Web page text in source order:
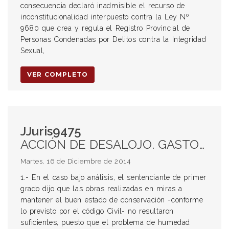
consecuencia declaró inadmisible el recurso de
inconstitucionalidad interpuesto contra la Ley Nº
9680 que crea y regula el Registro Provincial de
Personas Condenadas por Delitos contra la Integridad
Sexual,
VER COMPLETO
JJuris9475
ACCIÓN DE DESALOJO. GASTOS DE CONSERVACIÓN DE LA COSA LOCADA. OBLIGADO AL PAGO. MAL USO DEL INMUEBLE. CULPA DEL LOCADOR. HUMEDAD. VICIO PROPIO DEL INMUEBLE. ARTS. 2266 Y 2270 CC. PRINCIPIO DE CONGRUENCIA. INCONDUNTA PROCESAL DE LOS JUSTICIABLES. INTERPRETACIÓN RESTRICTIVA.
Martes, 16 de Diciembre de 2014
1.- En el caso bajo análisis, el sentenciante de primer
grado dijo que las obras realizadas en miras a
mantener el buen estado de conservación -conforme
lo previsto por el código Civil- no resultaron
suficientes, puesto que el problema de humedad